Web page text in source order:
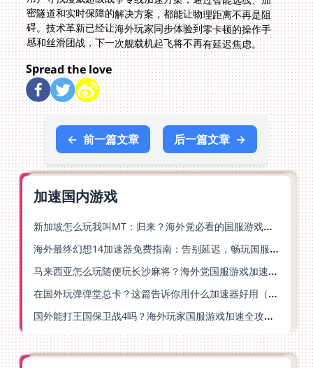
感和丝滑团战，下一次舰载机起飞将不再有延迟焦虑。
Spread the love
← 前一篇文章 后一篇文章 →
加速国内游戏
新加坡怎么玩我叫MT：归来？海外党必看的国服游戏加速指南（附江南百景图王者荣耀：世界优化技巧）
海外最终幻想14加速器免费指南：告别延迟，畅玩国服FF14的正确打开方式
马来西亚怎么玩随便玩长沙麻将？海外党国服游戏加速终极指南（含跑跑无尽冬日解决方案）
在国外玩弹弹堂总卡？这篇告诉你用什么加速器好用（附印尼玩模拟农场流放之路秘籍）
国外能打王国保卫战4吗？海外玩家国服游戏加速全攻略（附实测推荐）